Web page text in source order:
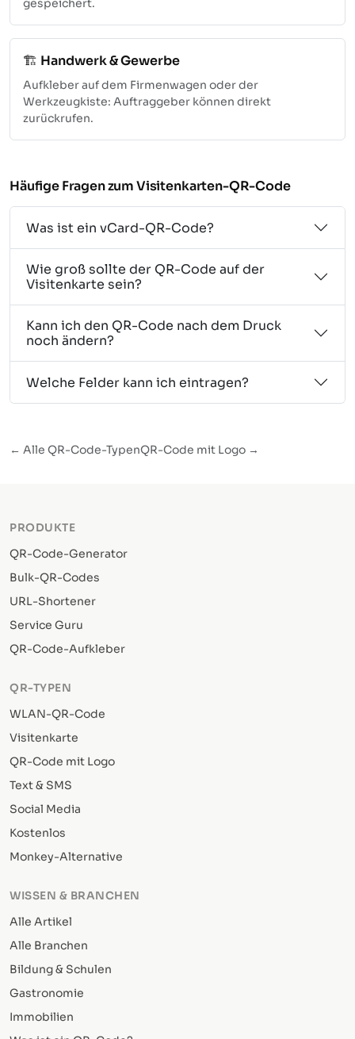
gespeichert.
🏗️ Handwerk & Gewerbe
Aufkleber auf dem Firmenwagen oder der
Werkzeugkiste: Auftraggeber können direkt
zurückrufen.
Häufige Fragen zum Visitenkarten-QR-Code
Was ist ein vCard-QR-Code?
Wie groß sollte der QR-Code auf der
Visitenkarte sein?
Kann ich den QR-Code nach dem Druck
noch ändern?
Welche Felder kann ich eintragen?
← Alle QR-Code-TypenQR-Code mit Logo →
PRODUKTE
QR-Code-Generator
Bulk-QR-Codes
URL-Shortener
Service Guru
QR-Code-Aufkleber
QR-TYPEN
WLAN-QR-Code
Visitenkarte
QR-Code mit Logo
Text & SMS
Social Media
Kostenlos
Monkey-Alternative
WISSEN & BRANCHEN
Alle Artikel
Alle Branchen
Bildung & Schulen
Gastronomie
Immobilien